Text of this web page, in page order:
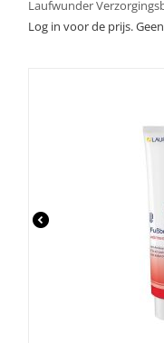
Laufwunder
Log in voor de prijs.